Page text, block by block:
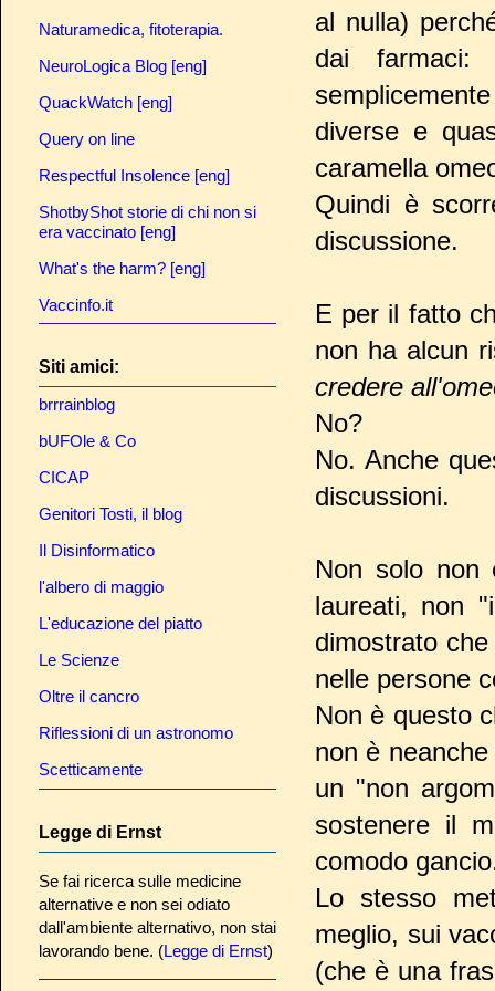
al nulla)
dai
diverse e
caramella
Quindi è
discussione.
E per il fatto
non ha alcun
credere
No?
No. Anche
discussioni.
Non solo non
laureati, non
dimostrato
nelle persone
Non è questo
non è
un "non
sostenere il
comodo
Lo stesso
meglio, sui
(che è una
Naturamedica, fitoterapia.
NeuroLogica Blog [eng]
QuackWatch [eng]
Query on line
Respectful Insolence [eng]
ShotbyShot storie di chi non si
era vaccinato [eng]
What's the harm? [eng]
Vaccinfo.it
Siti amici:
brrrainblog
bUFOle & Co
CICAP
Genitori Tosti, il blog
Il Disinformatico
l'albero di maggio
L'educazione del piatto
Le Scienze
Oltre il cancro
Riflessioni di un astronomo
Scetticamente
Legge di Ernst
Se fai ricerca sulle medicine
alternative e non sei odiato
dall'ambiente alternativo, non stai
lavorando bene. (Legge di Ernst)